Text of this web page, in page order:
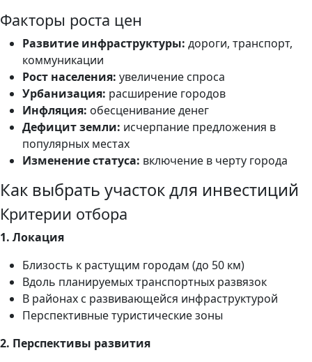
Факторы роста цен
Развитие инфраструктуры: дороги, транспорт,
коммуникации
Рост населения: увеличение спроса
Урбанизация: расширение городов
Инфляция: обесценивание денег
Дефицит земли: исчерпание предложения в
популярных местах
Изменение статуса: включение в черту города
Как выбрать участок для инвестиций
Критерии отбора
1. Локация
Близость к растущим городам (до 50 км)
Вдоль планируемых транспортных развязок
В районах с развивающейся инфраструктурой
Перспективные туристические зоны
2. Перспективы развития